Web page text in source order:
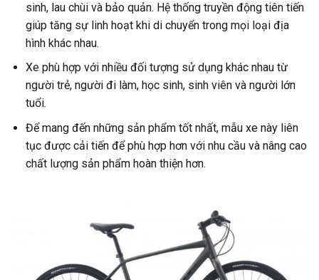
sinh, lau chùi và bảo quản. Hệ thống truyền động tiên tiến
giúp tăng sự linh hoạt khi di chuyển trong mọi loại địa
hình khác nhau.
Xe phù hợp với nhiều đối tượng sử dụng khác nhau từ
người trẻ, người đi làm, học sinh, sinh viên và người lớn
tuổi.
Để mang đến những sản phẩm tốt nhất, mẫu xe này liên
tục được cải tiến để phù hợp hơn với nhu cầu và nâng cao
chất lượng sản phẩm hoàn thiện hơn.